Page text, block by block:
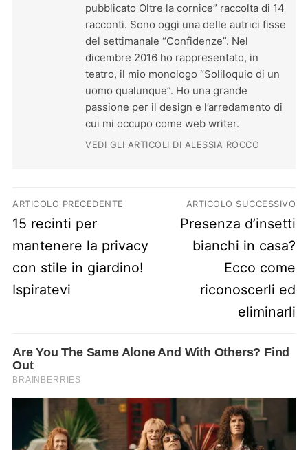
pubblicato Oltre la cornice” raccolta di 14
racconti. Sono oggi una delle autrici fisse
del settimanale “Confidenze”. Nel
dicembre 2016 ho rappresentato, in
teatro, il mio monologo “Soliloquio di un
uomo qualunque”. Ho una grande
passione per il design e l’arredamento di
cui mi occupo come web writer.
VEDI GLI ARTICOLI DI ALESSIA ROCCO
Navigazione articoli
ARTICOLO PRECEDENTE
Previous post:
15 recinti per
mantenere la privacy
con stile in giardino!
Ispiratevi
ARTICOLO SUCCESSIVO
Next post:
Presenza d’insetti
bianchi in casa?
Ecco come
riconoscerli ed
eliminarli